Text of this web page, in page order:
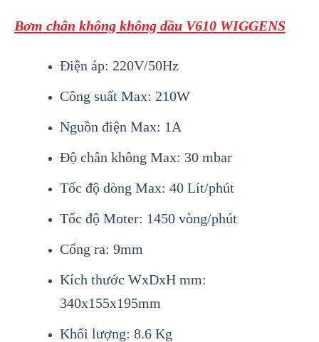
Bơm chân không không dầu V610 WIGGENS
Điện áp: 220V/50Hz
Công suất Max: 210W
Nguồn điện Max: 1A
Độ chân không Max: 30 mbar
Tốc độ dòng Max: 40 Lít/phút
Tốc độ Moter: 1450 vòng/phút
Cổng ra: 9mm
Kích thước WxDxH mm:
340x155x195mm
Khối lượng: 8.6 Kg